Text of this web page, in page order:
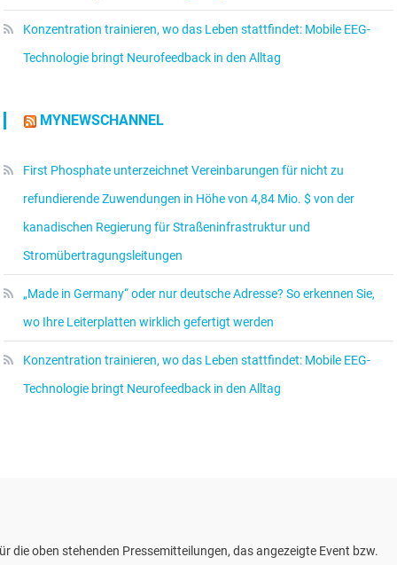
Konzentration trainieren, wo das Leben stattfindet: Mobile EEG-
Technologie bringt Neurofeedback in den Alltag
MYNEWSCHANNEL
First Phosphate unterzeichnet Vereinbarungen für nicht zu
refundierende Zuwendungen in Höhe von 4,84 Mio. $ von der
kanadischen Regierung für Straßeninfrastruktur und
Stromübertragungsleitungen
„Made in Germany“ oder nur deutsche Adresse? So erkennen Sie,
wo Ihre Leiterplatten wirklich gefertigt werden
Konzentration trainieren, wo das Leben stattfindet: Mobile EEG-
Technologie bringt Neurofeedback in den Alltag
die oben stehenden Pressemitteilungen, das angezeigte Event bzw.